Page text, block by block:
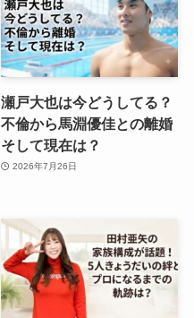
瀬戸大也は今どうしてる？
不倫から馬淵優佳との離婚
そして現在は？
2026年7月26日